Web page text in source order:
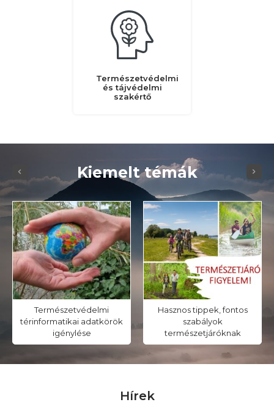
Természetvédelmi
és tájvédelmi
szakértő
Kiemelt témák
Természetvédelmi
térinformatikai adatkörök
igénylése
Hasznos tippek, fontos
szabályok
természetjáróknak
Hírek